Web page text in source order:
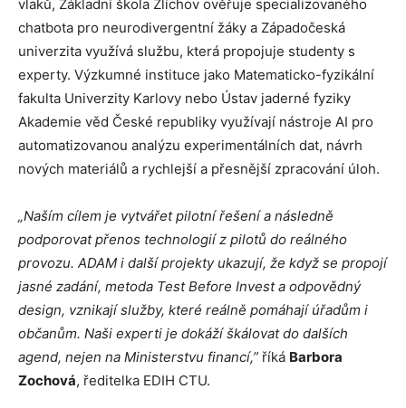
vlaků, Základní škola Zlíchov ověřuje specializovaného
chatbota pro neurodivergentní žáky a Západočeská
univerzita využívá službu, která propojuje studenty s
experty. Výzkumné instituce jako Matematicko-fyzikální
fakulta Univerzity Karlovy nebo Ústav jaderné fyziky
Akademie věd České republiky využívají nástroje AI pro
automatizovanou analýzu experimentálních dat, návrh
nových materiálů a rychlejší a přesnější zpracování úloh.
„Naším cílem je vytvářet pilotní řešení a následně
podporovat přenos technologií z pilotů do reálného
provozu. ADAM i další projekty ukazují, že když se propojí
jasné zadání, metoda Test Before Invest a odpovědný
design, vznikají služby, které reálně pomáhají úřadům i
občanům. Naši experti je dokáží škálovat do dalších
agend, nejen na Ministerstvu financí,” říká Barbora
Zochová, ředitelka EDIH CTU.